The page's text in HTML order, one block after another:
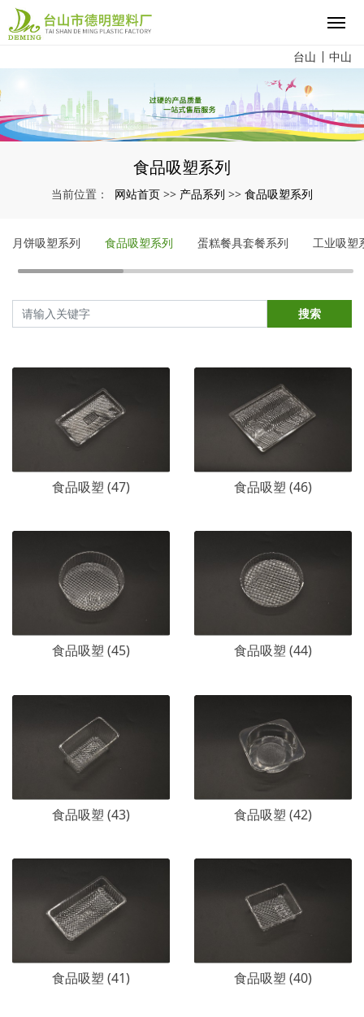
台山 中山
食品吸塑系列
当前位置： 网站首页 >> 产品系列 >> 食品吸塑系列
月饼吸塑系列 食品吸塑系列 蛋糕餐具套餐系列 工业吸塑
搜索
食品吸塑 (47) 食品吸塑 (46)
食品吸塑 (45) 食品吸塑 (44)
食品吸塑 (43) 食品吸塑 (42)
食品吸塑 (41) 食品吸塑 (40)